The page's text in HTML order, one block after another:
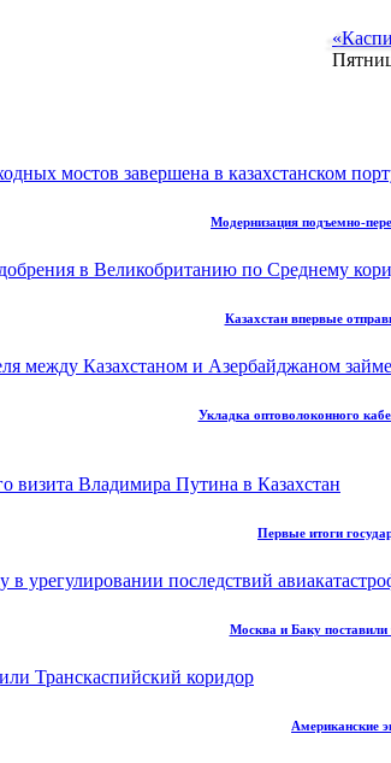
Модернизация подъемно-
Казахстан впервые
Укладка оптоволоконного
Первые итоги
Москва и Баку поставили
Американские